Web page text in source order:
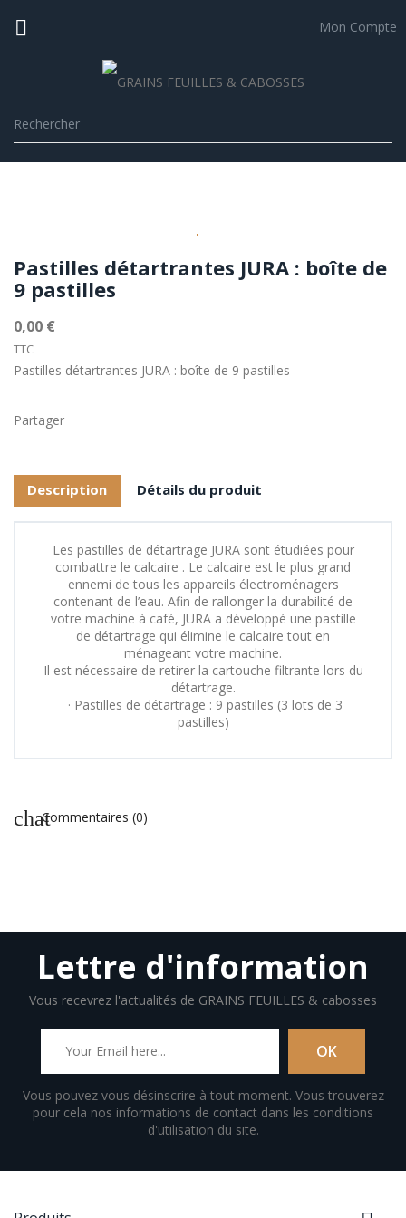
 Mon Compte
Pastilles détartrantes JURA : boîte de
9 pastilles
0,00 €
TTC
Pastilles détartrantes JURA : boîte de 9 pastilles
Partager
Description Détails du produit
Les pastilles de détartrage JURA sont étudiées pour
combattre le calcaire . Le calcaire est le plus grand
ennemi de tous les appareils électroménagers
contenant de l’eau. Afin de rallonger la durabilité de
votre machine à café, JURA a développé une pastille
de détartrage qui élimine le calcaire tout en
ménageant votre machine.
Il est nécessaire de retirer la cartouche filtrante lors du
détartrage.
· Pastilles de détartrage : 9 pastilles (3 lots de 3
pastilles)
chatCommentaires (0)
Lettre d'information
Vous recevrez l'actualités de GRAINS FEUILLES & cabosses
Vous pouvez vous désinscrire à tout moment. Vous trouverez
pour cela nos informations de contact dans les conditions
d'utilisation du site.